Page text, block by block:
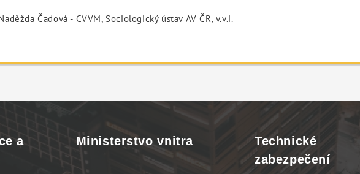
Čadová - CVVM, Sociologický ústav AV ČR, v.v.i.
a
Ministerstvo vnitra
Technické
zabezpečení